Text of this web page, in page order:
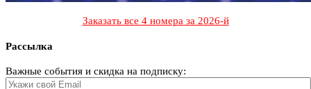
Заказать все 4 номера за 2026-й
Рассылка
Важные события и скидка на подписку: